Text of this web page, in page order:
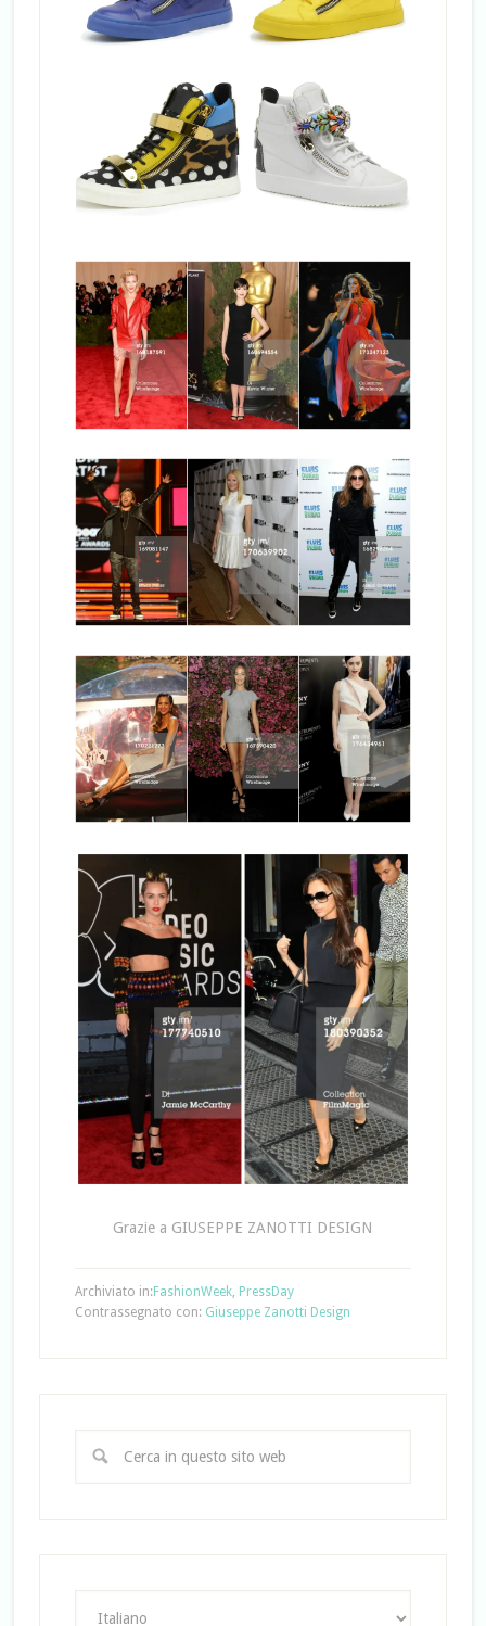
Grazie a GIUSEPPE ZANOTTI DESIGN
Archiviato in: FashionWeek, PressDay
Contrassegnato con: Giuseppe Zanotti Design